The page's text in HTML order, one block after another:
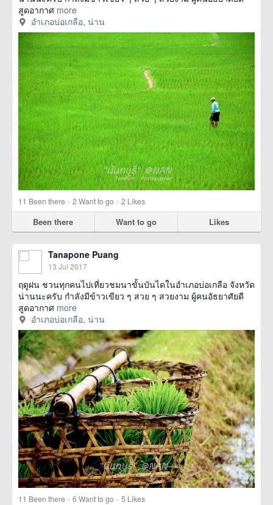
สูดอากาศ more
อำเภอบ่อเกลือ, น่าน
11 Been there · 2 Want to go · 2 Likes
Been there Want to go Likes
Tanapone Puang
13 Jul 2017
ฤดูฝน ชวนทุกคนไปเที่ยวชมนาขั้นบันไดในอำเภอบ่อเกลือ จังหวัด
น่านนะครับ กำลังมีข้าวเขียว ๆ สวย ๆ สวยงาม ผู้คนอัธยาศัยดี
สูดอากาศ more
อำเภอบ่อเกลือ, น่าน
11 Been there · 6 Want to go · 5 Likes